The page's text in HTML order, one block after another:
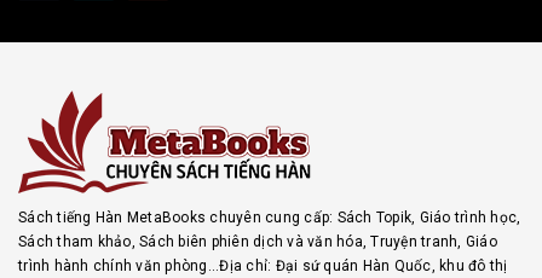
Sách tiếng Hàn MetaBooks chuyên cung cấp: Sách Topik, Giáo trình học,
Sách tham khảo, Sách biên phiên dịch và văn hóa, Truyện tranh, Giáo
trình hành chính văn phòng...Địa chỉ: Đại sứ quán Hàn Quốc, khu đô thị